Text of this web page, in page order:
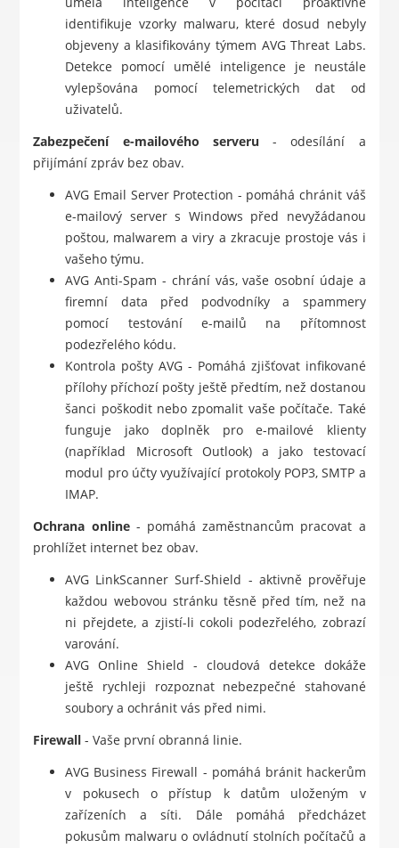
identifikuje vzorky malwaru, které dosud nebyly
objeveny a klasifikovány týmem AVG Threat Labs.
Detekce pomocí umělé inteligence je neustále
vylepšována pomocí telemetrických dat od
uživatelů.
Zabezpečení e-mailového serveru - odesílání a
přijímání zpráv bez obav.
AVG Email Server Protection - pomáhá chránit váš
e-mailový server s Windows před nevyžádanou
poštou, malwarem a viry a zkracuje prostoje vás i
vašeho týmu.
AVG Anti-Spam - chrání vás, vaše osobní údaje a
firemní data před podvodníky a spammery
pomocí testování e-mailů na přítomnost
podezřelého kódu.
Kontrola pošty AVG - Pomáhá zjišťovat infikované
přílohy příchozí pošty ještě předtím, než dostanou
šanci poškodit nebo zpomalit vaše počítače. Také
funguje jako doplněk pro e-mailové klienty
(například Microsoft Outlook) a jako testovací
modul pro účty využívající protokoly POP3, SMTP a
IMAP.
Ochrana online- pomáhá zaměstnancům pracovat a
prohlížet internet bez obav.
AVG LinkScanner Surf-Shield - aktivně prověřuje
každou webovou stránku těsně před tím, než na
ni přejdete, a zjistí-li cokoli podezřelého, zobrazí
varování.
AVG Online Shield - cloudová detekce dokáže
ještě rychleji rozpoznat nebezpečné stahované
soubory a ochránit vás před nimi.
Firewall - Vaše první obranná linie.
AVG Business Firewall - pomáhá bránit hackerům
v pokusech o přístup k datům uloženým v
zařízeních a síti. Dále pomáhá předcházet
pokusům malwaru o ovládnutí stolních počítačů a